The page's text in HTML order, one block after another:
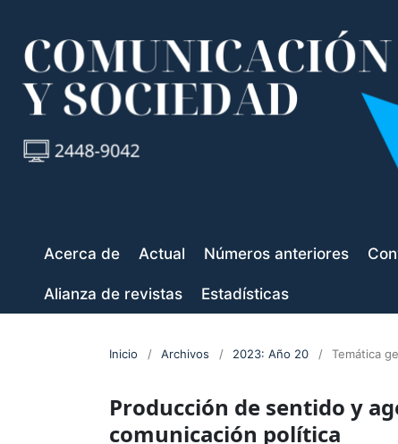
Acerca de Actual Números anteriores
Alianza de revistas Estadísticas
Inicio / Archivos / 2023: Año 20 / Temática
Producción de sentido y
comunicación política